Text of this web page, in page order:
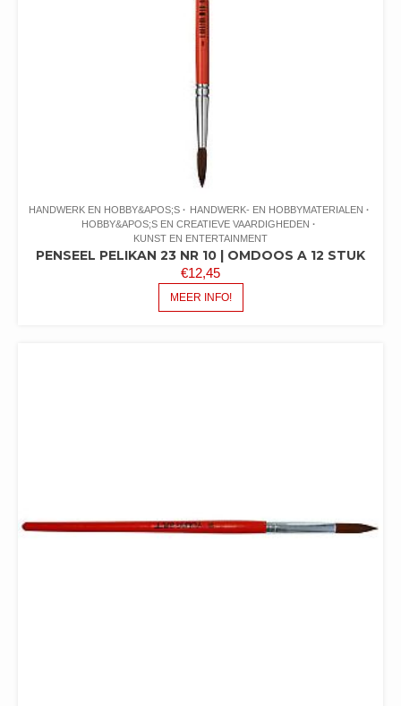
HANDWERK EN HOBBY&APOS;S
HANDWERK- EN HOBBYMATERIALEN
HOBBY&APOS;S EN CREATIEVE VAARDIGHEDEN
KUNST EN ENTERTAINMENT
PENSEEL PELIKAN 23 NR 10 | OMDOOS A 12 STUK
€12,45
MEER INFO!